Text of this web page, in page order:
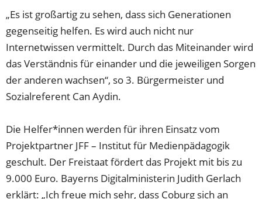
„Es ist großartig zu sehen, dass sich Generationen
gegenseitig helfen. Es wird auch nicht nur
Internetwissen vermittelt. Durch das Miteinander wird
das Verständnis für einander und die jeweiligen Sorgen
der anderen wachsen“, so 3. Bürgermeister und
Sozialreferent Can Aydin.
Die Helfer*innen werden für ihren Einsatz vom
Projektpartner JFF – Institut für Medienpädagogik
geschult. Der Freistaat fördert das Projekt mit bis zu
9.000 Euro. Bayerns Digitalministerin Judith Gerlach
erklärt: „Ich freue mich sehr, dass Coburg sich an